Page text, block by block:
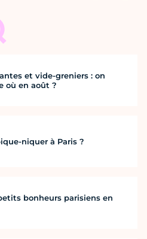
et vide-greniers : on
où en août ?
niquer à Paris ?
bonheurs parisiens en